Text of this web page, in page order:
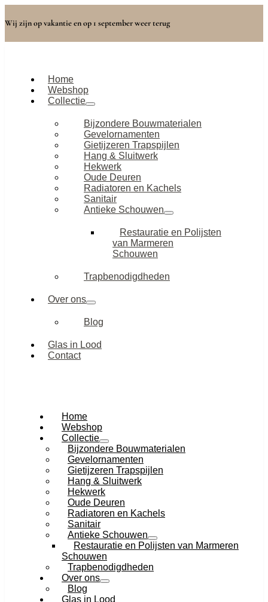
Wij zijn op vakantie en op 1 september weer terug
Home
Webshop
Collectie
Bijzondere Bouwmaterialen
Gevelornamenten
Gietijzeren Trapspijlen
Hang & Sluitwerk
Hekwerk
Oude Deuren
Radiatoren en Kachels
Sanitair
Antieke Schouwen
Restauratie en Polijsten
van Marmeren
Schouwen
Trapbenodigdheden
Over ons
Blog
Glas in Lood
Contact
Home
Webshop
Collectie
Bijzondere Bouwmaterialen
Gevelornamenten
Gietijzeren Trapspijlen
Hang & Sluitwerk
Hekwerk
Oude Deuren
Radiatoren en Kachels
Sanitair
Antieke Schouwen
Restauratie en Polijsten van Marmeren
Schouwen
Trapbenodigdheden
Over ons
Blog
Glas in Lood